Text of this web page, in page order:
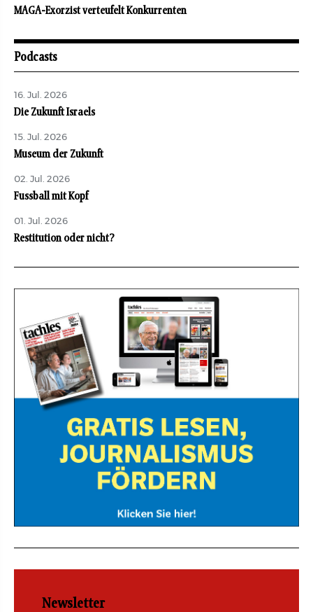
MAGA-Exorzist verteufelt Konkurrenten
Podcasts
16. Jul. 2026
Die Zukunft Israels
15. Jul. 2026
Museum der Zukunft
02. Jul. 2026
Fussball mit Kopf
01. Jul. 2026
Restitution oder nicht?
Newsletter